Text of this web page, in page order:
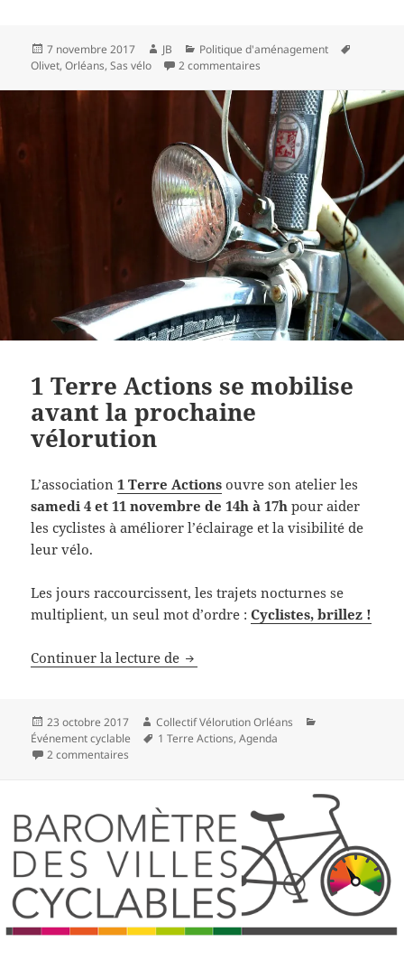
Publié
le
7 novembre 2017 Auteur
JB Catégories
Politique d'aménagement
Olivet,Orléans,Sas vélo 2 commentaires
1 Terre Actions se mobilise
avant la prochaine
vélorution
L’association1 Terre Actions ouvre son atelier les
samedi 4 et 11 novembre de 14h à 17h pour aider
les cyclistes à améliorer l’éclairage et la visibilité de
leur vélo.
Les jours raccourcissent, les trajets nocturnes se
multiplient, un seul mot d’ordre :Cyclistes, brillez !
Continuer la lecture de 1 Terre Actions se mobilise
Publié
le
23 octobre 2017 Auteur
Collectif Vélorution Orléans
Événement cyclable
Mots-
1 Terre Actions,Agenda
2 commentaires